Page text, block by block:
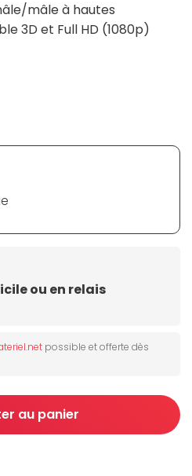
mâle à hautes
3D et Full HD (1080p)
ou en relais
possible et offerte dès
au panier